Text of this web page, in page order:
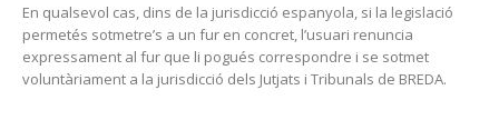
En qualsevol cas, dins de la jurisdicció espanyola, si la legislació
permetés sotmetre’s a un fur en concret, l’usuari renuncia
expressament al fur que li pogués correspondre i se sotmet
voluntàriament a la jurisdicció dels Jutjats i Tribunals de BREDA.